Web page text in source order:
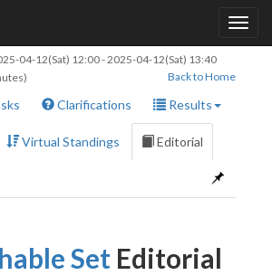
04-12(Sat) 12:00-2025-04-12(Sat) 13:40
Back to Home
Clarifications Results
Virtual Standings Editorial
Set Editorial